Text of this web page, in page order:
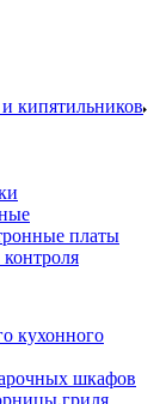
и кипятильников
платы
кухонного
шкафов